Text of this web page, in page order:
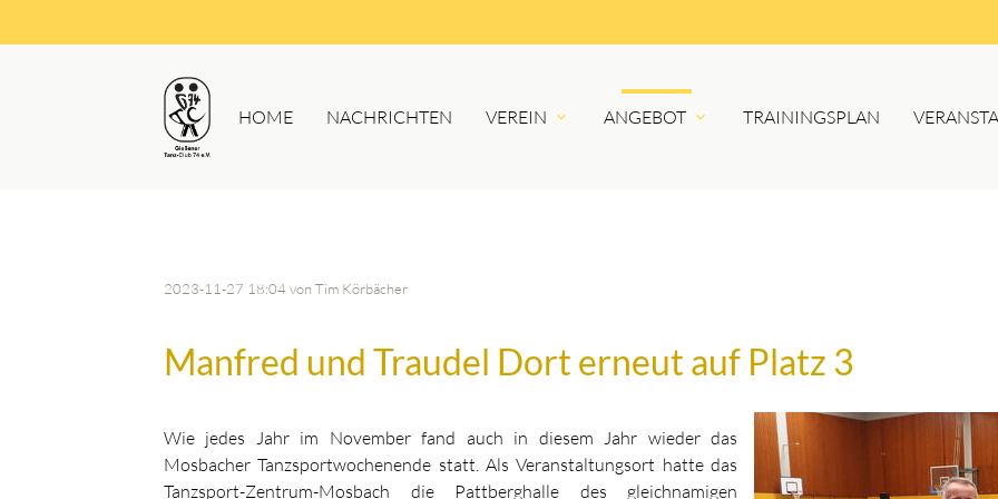
HOME NACHRICHTEN VEREIN ANGEBOT TRAININGSPLAN
2023-11-27 18:04von Tim Körbächer
Manfred und Traudel Dort erneut auf Platz 3
Wie jedes Jahr im November fand auch in diesem Jahr wieder das
Mosbacher Tanzsportwochenende statt. Als Veranstaltungsort hatte das
Tanzsport-Zentrum-Mosbach die Pattberghalle des gleichnamigen